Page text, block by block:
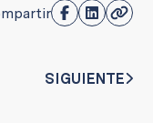
SIGUIENTE